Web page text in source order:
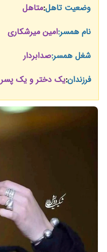
وضعیت تاهل:متاهل
نام همسر:امین میرشکاری
شغل همسر:صدابردار
فرزندان:یک دختر و یک پسر